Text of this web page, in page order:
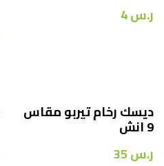
ر.س4
ديسك رخام تيربو مقاس
9 انش
ر.س35